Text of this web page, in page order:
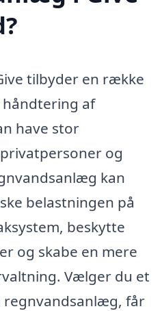
tilbyder en række
af
have stor
og
kan
belastningen på
beskytte
og skabe en mere
Vælger du et
regnvandsanlæg, får